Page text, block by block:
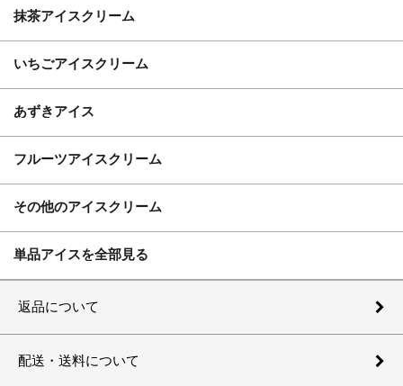
抹茶アイスクリーム
いちごアイスクリーム
あずきアイス
フルーツアイスクリーム
その他のアイスクリーム
単品アイスを全部見る
返品について
配送・送料について